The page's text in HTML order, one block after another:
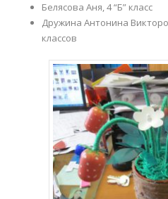
Белясова Аня, 4 “Б” класс
Дружина Антонина
классов